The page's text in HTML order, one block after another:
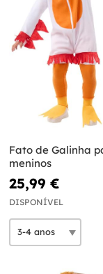
Fato de Galinha
meninos
25,99 €
DISPONÍVEL